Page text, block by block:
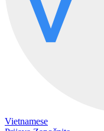
Vietnamese